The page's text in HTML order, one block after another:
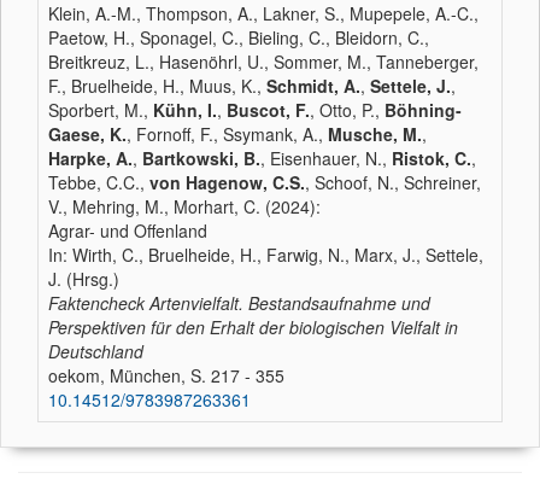
Klein, A.-M., Thompson, A., Lakner, S., Mupepele, A.-C.,
Paetow, H., Sponagel, C., Bieling, C., Bleidorn, C.,
Breitkreuz, L., Hasenöhrl, U., Sommer, M., Tanneberger,
F., Bruelheide, H., Muus, K., Schmidt, A., Settele, J.,
Sporbert, M., Kühn, I., Buscot, F., Otto, P., Böhning-
Gaese, K., Fornoff, F., Ssymank, A., Musche, M.,
Harpke, A., Bartkowski, B., Eisenhauer, N., Ristok, C.,
Tebbe, C.C., von Hagenow, C.S., Schoof, N., Schreiner,
V., Mehring, M., Morhart, C. (2024):
Agrar- und Offenland
In: Wirth, C., Bruelheide, H., Farwig, N., Marx, J., Settele,
J. (Hrsg.)
Faktencheck Artenvielfalt. Bestandsaufnahme und
Perspektiven für den Erhalt der biologischen Vielfalt in
Deutschland
oekom, München, S. 217 - 355
10.14512/9783987263361